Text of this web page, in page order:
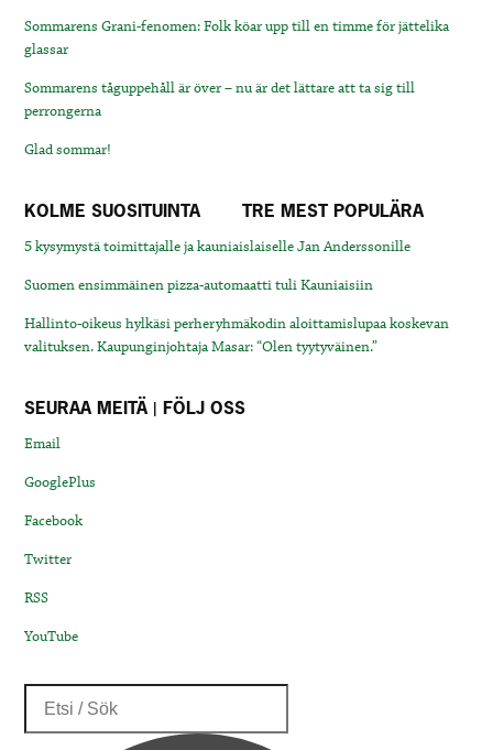
Sommarens Grani-fenomen: Folk köar upp till en timme för jättelika
glassar
Sommarens tåguppehåll är över – nu är det lättare att ta sig till
perrongerna
Glad sommar!
KOLME SUOSITUINTA TRE MEST POPULÄRA
5 kysymystä toimittajalle ja kauniaislaiselle Jan Anderssonille
Suomen ensimmäinen pizza-automaatti tuli Kauniaisiin
Hallinto-oikeus hylkäsi perheryhmäkodin aloittamislupaa koskevan
valituksen. Kaupunginjohtaja Masar: “Olen tyytyväinen.”
SEURAA MEITÄ | FÖLJ OSS
Email
GooglePlus
Facebook
Twitter
RSS
YouTube